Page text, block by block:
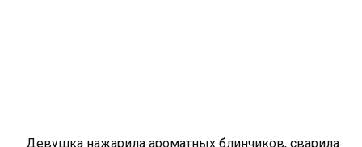
Девушка нажарила ароматных блинчиков, сварила